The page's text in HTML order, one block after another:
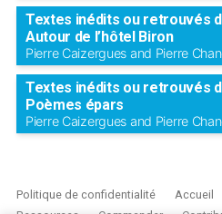
Textes inédits ou retrouvés
Autour de l’hôtel Biron
Pierre Caizergues and Pierre
Textes inédits ou retrouvés
Poèmes épars
Pierre Caizergues and Pierre
Politique de confidentialité Accueil